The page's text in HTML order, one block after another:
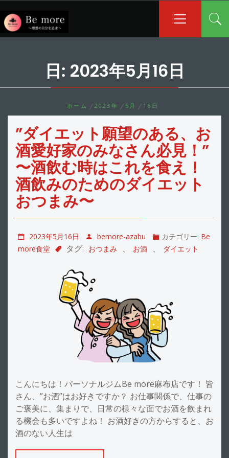
ン
テ
キ
イ
メ
ュ
ー
日: 2023年5月16日
ホーム 2023年 5月 16日
”ダイエット願望のある、お
酒愛好家のみなさん必見！”
〜酒飲む時はこれを食え！
酒飲みのためのダイエット
おつまみ〜
2023年5月16日 bemore-azabu カテゴリー: Be
more食堂
タグ: おつまみ 、 お酒 、 ダイエット
こんにちは！パーソナルジムBe more麻布店です！ 皆
さん、”お酒”はお好きですか？ お仕事関係で、仕事の
ご褒美に、集まりで、日常の様々な面でお酒を飲まれ
る機会も多いですよね！ お酒好きの方からすると、お
酒のない人生は